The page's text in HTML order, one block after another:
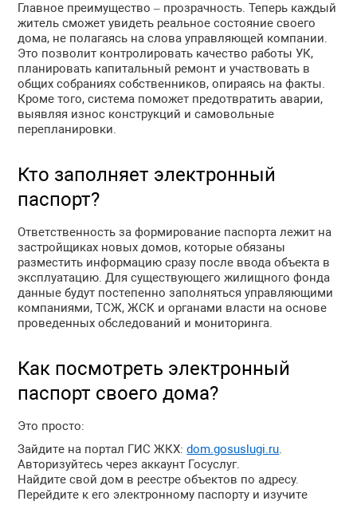
Главное преимущество – прозрачность. Теперь каждый
житель сможет увидеть реальное состояние своего
дома, не полагаясь на слова управляющей компании.
Это позволит контролировать качество работы УК,
планировать капитальный ремонт и участвовать в
общих собраниях собственников, опираясь на факты.
Кроме того, система поможет предотвратить аварии,
выявляя износ конструкций и самовольные
перепланировки.
Кто заполняет электронный
паспорт?
Ответственность за формирование паспорта лежит на
застройщиках новых домов, которые обязаны
разместить информацию сразу после ввода объекта в
эксплуатацию. Для существующего жилищного фонда
данные будут постепенно заполняться управляющими
компаниями, ТСЖ, ЖСК и органами власти на основе
проведенных обследований и мониторинга.
Как посмотреть электронный
паспорт своего дома?
Это просто:
Зайдите на портал ГИС ЖКХ:dom.gosuslugi.ru.
Авторизуйтесь через аккаунт Госуслуг.
Найдите свой дом в реестре объектов по адресу.
Перейдите к его электронному паспорту и изучите